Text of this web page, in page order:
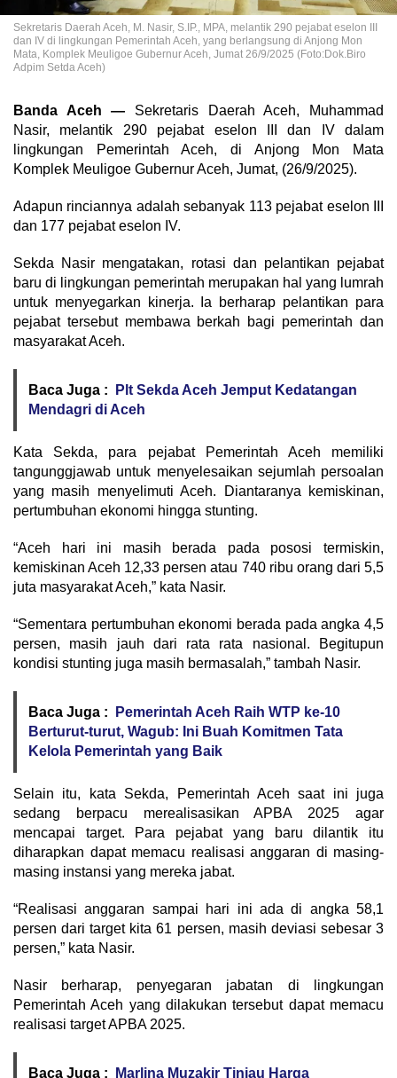
Sekretaris Daerah Aceh, M. Nasir, S.IP., MPA, melantik 290 pejabat eselon III
dan IV di lingkungan Pemerintah Aceh, yang berlangsung di Anjong Mon
Mata, Komplek Meuligoe Gubernur Aceh, Jumat 26/9/2025 (Foto:Dok.Biro
Adpim Setda Aceh)
Banda Aceh — Sekretaris Daerah Aceh, Muhammad
Nasir, melantik 290 pejabat eselon III dan IV dalam
lingkungan Pemerintah Aceh, di Anjong Mon Mata
Komplek Meuligoe Gubernur Aceh, Jumat, (26/9/2025).
Adapun rinciannya adalah sebanyak 113 pejabat eselon III
dan 177 pejabat eselon IV.
Sekda Nasir mengatakan, rotasi dan pelantikan pejabat
baru di lingkungan pemerintah merupakan hal yang lumrah
untuk menyegarkan kinerja. Ia berharap pelantikan para
pejabat tersebut membawa berkah bagi pemerintah dan
masyarakat Aceh.
Baca Juga :
Plt Sekda Aceh Jemput Kedatangan
Mendagri di Aceh
Kata Sekda, para pejabat Pemerintah Aceh memiliki
tangunggjawab untuk menyelesaikan sejumlah persoalan
yang masih menyelimuti Aceh. Diantaranya kemiskinan,
pertumbuhan ekonomi hingga stunting.
“Aceh hari ini masih berada pada pososi termiskin,
kemiskinan Aceh 12,33 persen atau 740 ribu orang dari 5,5
juta masyarakat Aceh,” kata Nasir.
“Sementara pertumbuhan ekonomi berada pada angka 4,5
persen, masih jauh dari rata rata nasional. Begitupun
kondisi stunting juga masih bermasalah,” tambah Nasir.
Baca Juga :
Pemerintah Aceh Raih WTP ke-10
Berturut-turut, Wagub: Ini Buah Komitmen Tata
Kelola Pemerintah yang Baik
Selain itu, kata Sekda, Pemerintah Aceh saat ini juga
sedang berpacu merealisasikan APBA 2025 agar
mencapai target. Para pejabat yang baru dilantik itu
diharapkan dapat memacu realisasi anggaran di masing-
masing instansi yang mereka jabat.
“Realisasi anggaran sampai hari ini ada di angka 58,1
persen dari target kita 61 persen, masih deviasi sebesar 3
persen,” kata Nasir.
Nasir berharap, penyegaran jabatan di lingkungan
Pemerintah Aceh yang dilakukan tersebut dapat memacu
realisasi target APBA 2025.
Baca Juga :
Marlina Muzakir Tinjau Harga